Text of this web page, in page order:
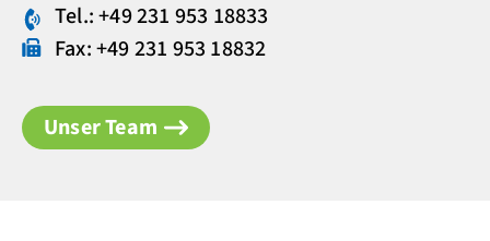
Tel.: +49 231 953 18833
Fax: +49 231 953 18832
Unser Team